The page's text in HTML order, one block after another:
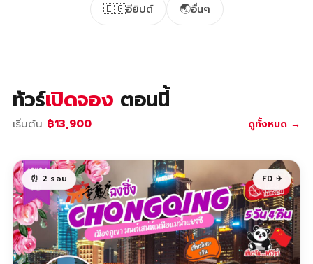
🇪🇬อียิปต์ 🌏อื่นๆ
ทัวร์เปิดจอง ตอนนี้
เริ่มต้น ฿13,900 ดูทั้งหมด →
⏰ 2 รอบ FD ✈